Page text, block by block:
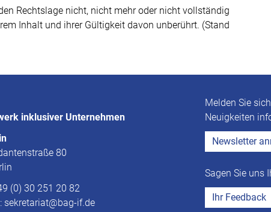
Rechtslage nicht, nicht mehr oder nicht vollständig
Inhalt und ihrer Gültigkeit davon unberührt. (Stand
inklusiver Unternehmen
80
(0) 30 251 20 82
sekretariat@bag-if.de
Melden Sie
Neuigkeiten
Newsletter
Sagen Sie uns
Ihr Feedback